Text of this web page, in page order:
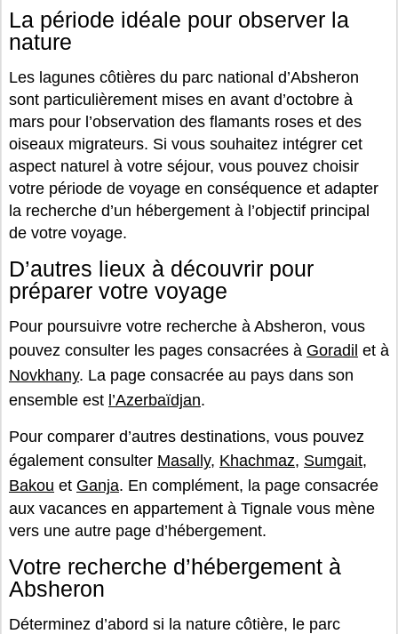
La période idéale pour observer la
nature
Les lagunes côtières du parc national d’Absheron
sont particulièrement mises en avant d’octobre à
mars pour l’observation des flamants roses et des
oiseaux migrateurs. Si vous souhaitez intégrer cet
aspect naturel à votre séjour, vous pouvez choisir
votre période de voyage en conséquence et adapter
la recherche d’un hébergement à l’objectif principal
de votre voyage.
D’autres lieux à découvrir pour
préparer votre voyage
Pour poursuivre votre recherche à Absheron, vous
pouvez consulter les pages consacrées à Goradil et à
Novkhany. La page consacrée au pays dans son
ensemble est l’Azerbaïdjan.
Pour comparer d’autres destinations, vous pouvez
également consulter Masally, Khachmaz, Sumgait,
Bakou et Ganja. En complément, la page consacrée
aux vacances en appartement à Tignale vous mène
vers une autre page d’hébergement.
Votre recherche d’hébergement à
Absheron
Déterminez d’abord si la nature côtière, le parc